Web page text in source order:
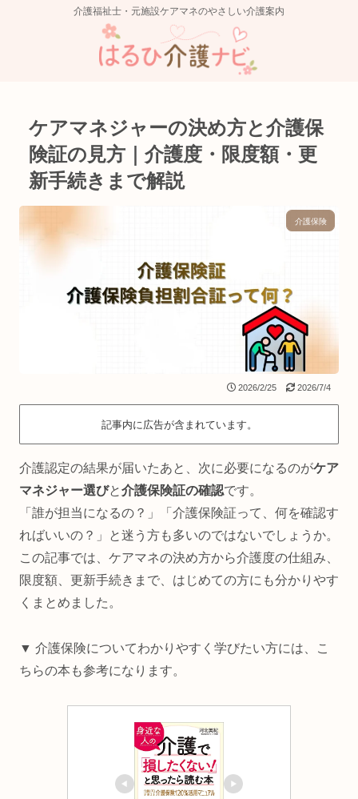
介護福祉士・元施設ケアマネのやさしい介護案内
ケアマネジャーの決め方と介護保
険証の見方｜介護度・限度額・更
新手続きまで解説
介護保険
2026/2/25 2026/7/4
記事内に広告が含まれています。
介護認定の結果が届いたあと、次に必要になるのがケア
マネジャー選びと介護保険証の確認です。
「誰が担当になるの？」「介護保険証って、何を確認す
ればいいの？」と迷う方も多いのではないでしょうか。
この記事では、ケアマネの決め方から介護度の仕組み、
限度額、更新手続きまで、はじめての方にも分かりやす
くまとめました。
▼ 介護保険についてわかりやすく学びたい方には、こ
ちらの本も参考になります。